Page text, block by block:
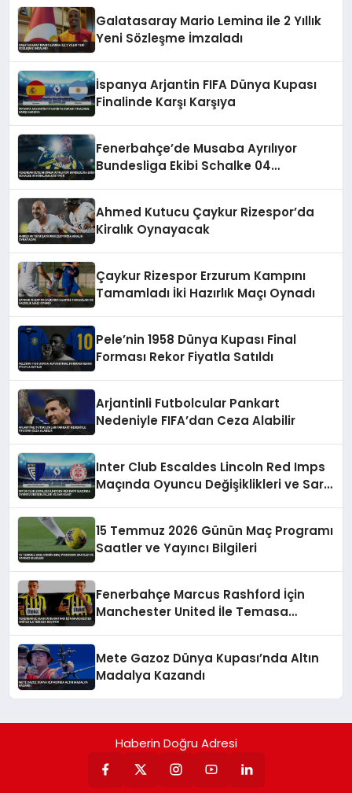
Galatasaray Mario Lemina ile 2 Yıllık
Yeni Sözleşme İmzaladı
İspanya Arjantin FIFA Dünya Kupası
Finalinde Karşı Karşıya
Fenerbahçe’de Musaba Ayrılıyor
Bundesliga Ekibi Schalke 04
Ahmed Kutucu Çaykur Rizespor’da
Kiralık Oynayacak
Çaykur Rizespor Erzurum Kampını
Tamamladı İki Hazırlık Maçı Oynadı
Pele’nin 1958 Dünya Kupası Final
Forması Rekor Fiyatla Satıldı
Arjantinli Futbolcular Pankart
Nedeniyle FIFA’dan Ceza Alabilir
Inter Club Escaldes Lincoln Red Imps
Maçında Oyuncu Değişiklikleri ve Sarı
15 Temmuz 2026 Günün Maç Programı
Saatler ve Yayıncı Bilgileri
Fenerbahçe Marcus Rashford İçin
Manchester United İle Temasa
Mete Gazoz Dünya Kupası’nda Altın
Madalya Kazandı
Haberin Doğru Adresi